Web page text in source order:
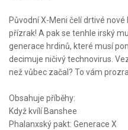
Původní X-Meni čelí drtivé
přízrak! A pak se tenhle irský
generace hrdinů, které musí
decimuje ničivý technovirus.
než vůbec začal? To vám
Obsahuje příběhy:
Když kvílí Banshee
Phalanxský pakt: Generace X